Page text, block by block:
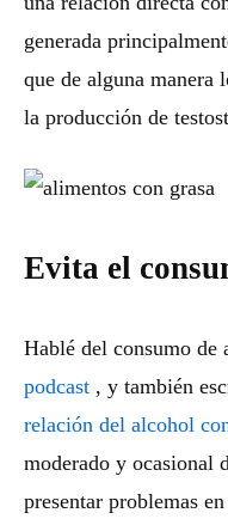
generada
que de alguna manera
la producción de
Evita el
Hablé del consumo de
podcast , y también
relación del alcohol
moderado y ocasional
presentar problemas